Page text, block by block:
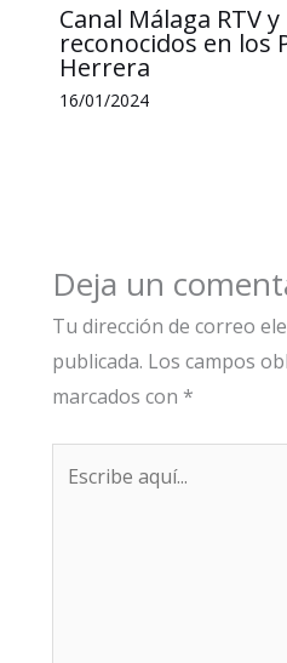
Canal Málaga RTV
reconocidos en los
Herrera
16/01/2024
Deja un
Tu dirección de correo
publicada. Los campos
marcados con *